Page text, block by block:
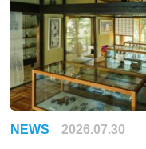
NEWS 2026.07.30